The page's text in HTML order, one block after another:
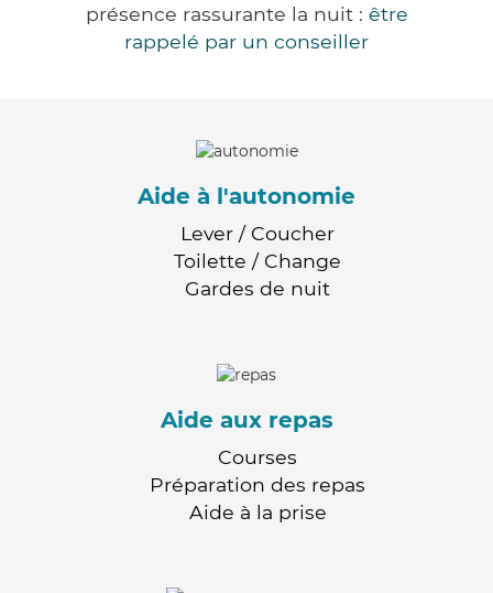
présence rassurante la nuit : être
rappelé par un conseiller
Aide à l'autonomie
Lever / Coucher
Toilette / Change
Gardes de nuit
Aide aux repas
Courses
Préparation des repas
Aide à la prise